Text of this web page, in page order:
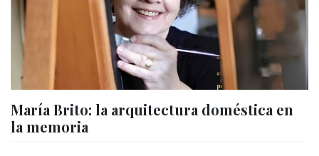
María Brito: la arquitectura doméstica en
la memoria